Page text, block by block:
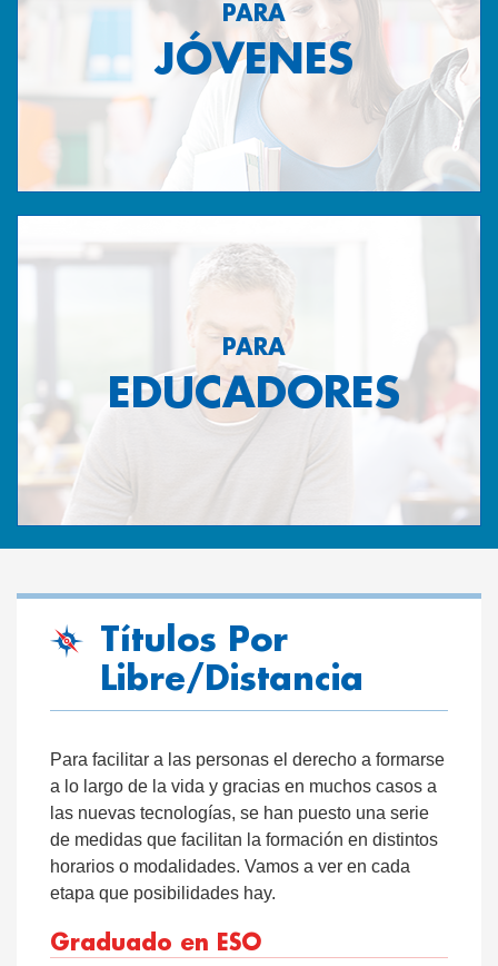
PARA
JÓVENES
PARA
EDUCADORES
Títulos Por
Libre/Distancia
Para facilitar a las personas el derecho a formarse
a lo largo de la vida y gracias en muchos casos a
las nuevas tecnologías, se han puesto una serie
de medidas que facilitan la formación en distintos
horarios o modalidades. Vamos a ver en cada
etapa que posibilidades hay.
Graduado en ESO